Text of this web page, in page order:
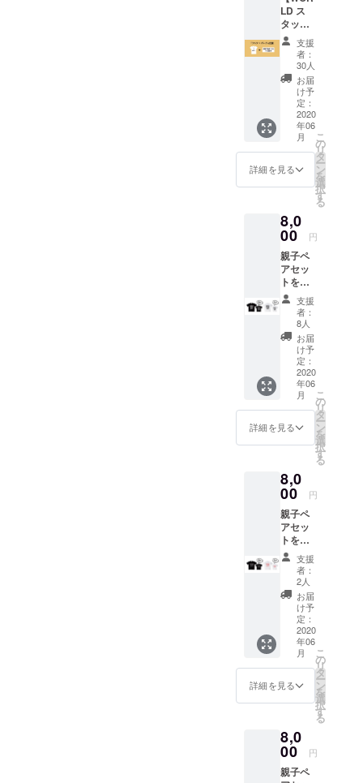
S/M/L/X
L/XXLの
展開と
なりま
す。支
援時に
ご希望
のサイ
ズをお
選びく
ださ
い。
※2020
年6月15
送を開
始させ
ます。
た限定T
シャツ
まさに
今な言
葉なの
で、夏
にガン
ガン着
てもら
いたい
一枚で
す！ ※T
シャツ
してく
ださ
い。 サ
イズは
S/M/L/X
L/XXLの
展開と
なりま
す。支
援時に
ご希望
のサイ
ズをお
選びく
ださ
い。
※2020
年6月15
送を開
始させ
ます。
LD ス
タッフT
＆チ
ケット1
枚】 今
後のイ
ベント1
回の入
場が可
能なチ
ケット
とこち
らのT
シャツ
をセッ
てリ
ターン
とさせ
て頂き
ます。 *
有効期
限：チ
ケット
はお受
け取り
から1年
再開タ
イミン
グ用
作った
スタッ
フTシャ
周年達
成の願
いも
バック
プリン
トに配
置。 ※T
シャツ
のサイ
ズ、色
を選択
してく
ださ
い。 サ
イズは
S/M/L/X
L/XXLの
援時に
ご希望
ズをお
支援
者：
30人
お届
け予
定：
2020
年06
月
詳細を見る
こ
の
リ
タ
ー
ン
を
選
択
す
る
8,0
00 円
親子ペ
アセッ
トを特
別価格
でご用
意しま
した。
親子で
WORLD
PEACE
LOVE♡
【WOR
LD オリ
ジナルT
シャ
ツ】
親子ペ
ア オー
プン当
初から
のス
ローガ
ン、
モッ
トーと
して掲
げてき
た“WO
RLD
PEACE
LOVE”
をプリ
ントし
今な言
葉なの
で、夏
にガン
支援
者：
8人
お届
け予
定：
2020
年06
月
詳細を見る
こ
の
リ
タ
ー
ン
を
選
択
す
る
8,0
00 円
親子ペ
アセッ
トを特
別価格
でご用
意しま
した。
親子で
WORLD
PEACE
LOVE♡
【WOR
LD オリ
ジナルT
シャ
ツ】
親子ペ
ア オー
プン当
初から
支援
者：
2人
お届
け予
定：
2020
年06
月
詳細を見る
こ
の
リ
タ
ー
ン
を
選
択
す
る
8,0
00 円
親子ペ